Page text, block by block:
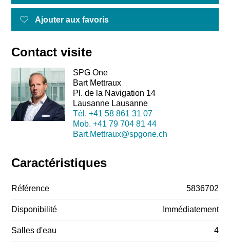
Ajouter aux favoris
Contact visite
SPG One
Bart Mettraux
Pl. de la Navigation 14
Lausanne Lausanne
Tél. +41 58 861 31 07
Mob. +41 79 704 81 44
Bart.Mettraux@spgone.ch
Caractéristiques
Référence 5836702
Disponibilité Immédiatement
Salles d'eau 4